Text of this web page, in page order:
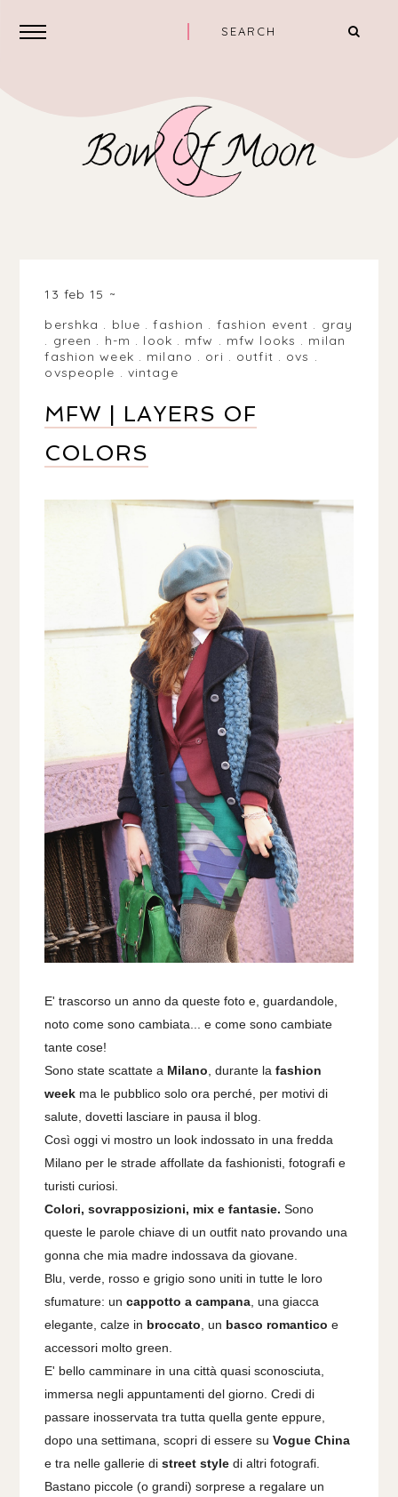
13 feb 15
bershka . blue .fashion . fashion event . gray
. green . h-m . look . mfw . mfw looks . milan
fashion week . milano . ori . outfit . ovs .
ovspeople . vintage
MFW | LAYERS OF
COLORS
E' trascorso un anno da queste foto e, guardandole,
noto come sono cambiata... e come sono cambiate
tante cose!
Sono state scattate a Milano , durante lafashion
week ma le pubblico solo ora perché, per motivi di
salute, dovetti lasciare in pausa il blog.
Così oggi vi mostro un look indossato in una fredda
Milano per le strade affollate da fashionisti, fotografi e
turisti curiosi.
Colori, sovrapposizioni, mix e fantasie. Sono
queste le parole chiave di un outfit nato provando una
gonna che mia madre indossava da giovane.
Blu, verde, rosso e grigio sono uniti in tutte le loro
sfumature: uncappotto a campana , una giacca
elegante, calze in broccato , un basco romantico e
accessori molto green.
E' bello camminare in una città quasi sconosciuta,
immersa negli appuntamenti del giorno. Credi di
passare inosservata tra tutta quella gente eppure,
dopo una settimana, scopri di essere suVogue China
e tra nelle gallerie distreet style di altri fotografi.
Bastano piccole (o grandi) sorprese a regalare un